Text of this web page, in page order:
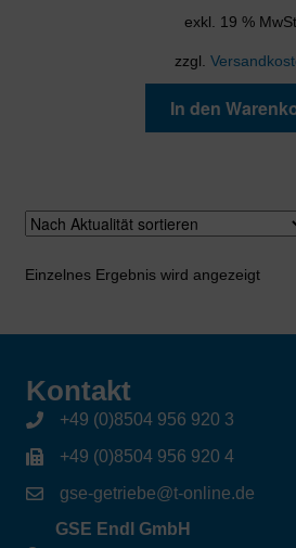
exkl. 19 % MwSt.
zzgl.
In den
Einzelnes Ergebnis wird angezeigt
Kontakt
+49 (0)8504 956 920 3
+49 (0)8504 956 920 4
gse-getriebe@t-online.de
GSE Endl GmbH